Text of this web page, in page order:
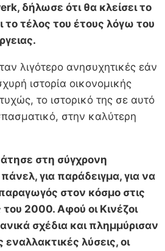
δήλωσε ότι θα κλείσει το
το τέλος του έτους λόγω του
λιγότερο ανησυχητικές εάν
ιστορία οικονομικής
το ιστορικό της σε αυτό
στην καλύτερη
στη σύγχρονη
για παράδειγμα, για να
στον κόσμο στις
2000. Αφού οι Κινέζοι
σχέδια και πλημμύρισαν
λύσεις, οι